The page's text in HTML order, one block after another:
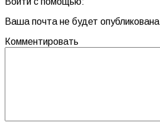
Ваша почта не будет опубликована
Комментировать